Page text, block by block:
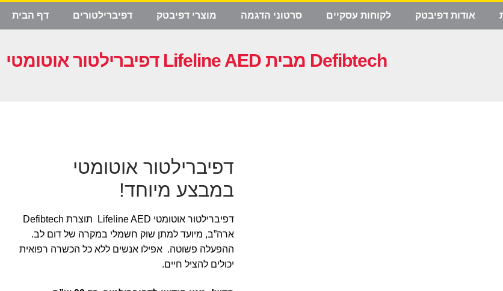
דף הבית דפיברילטורים מוצרי דפיבטק סרטוני הדגמה לקוחות עסקיים אודות דפיבטק
דפיברילטור אוטומטי Lifeline AED מבית Defibtech
דפיברילטור אוטומטי
במבצע מיוחד!
דפיברילטור אוטומטי Lifeline AED תוצרת Defibtech
ארה”ב, מיועד למתן שוק חשמלי במקרה של דום לב.
ההפעלה פשוטה. אפילו אנשים ללא כל הכשרה רפואית
יכולים להציל חיים.